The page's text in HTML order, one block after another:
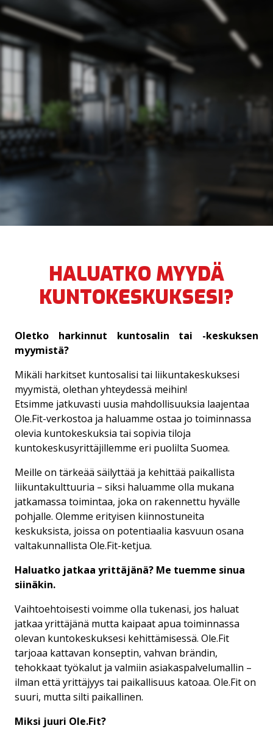
HALUATKO MYYDÄ
KUNTOKESKUKSESI?
Oletko harkinnut kuntosalin tai -keskuksen
myymistä?
Mikäli harkitset kuntosalisi tai liikuntakeskuksesi
myymistä, olethan yhteydessä meihin!
Etsimme jatkuvasti uusia mahdollisuuksia laajentaa
Ole.Fit-verkostoa ja haluamme ostaa jo toiminnassa
olevia kuntokeskuksia tai sopivia tiloja
kuntokeskusyrittäjillemme eri puolilta Suomea.
Meille on tärkeää säilyttää ja kehittää paikallista
liikuntakulttuuria – siksi haluamme olla mukana
jatkamassa toimintaa, joka on rakennettu hyvälle
pohjalle. Olemme erityisen kiinnostuneita
keskuksista, joissa on potentiaalia kasvuun osana
valtakunnallista Ole.Fit-ketjua.
Haluatko jatkaa yrittäjänä? Me tuemme sinua
siinäkin.
Vaihtoehtoisesti voimme olla tukenasi, jos haluat
jatkaa yrittäjänä mutta kaipaat apua toiminnassa
olevan kuntokeskuksesi kehittämisessä. Ole.Fit
tarjoaa kattavan konseptin, vahvan brändin,
tehokkaat työkalut ja valmiin asiakaspalvelumallin –
ilman että yrittäjyys tai paikallisuus katoaa. Ole.Fit on
suuri, mutta silti paikallinen.
Miksi juuri Ole.Fit?
KATJA KAILA
LAURA HOTARI & LAURA NURMINEN
NIINA NEVALAINEN